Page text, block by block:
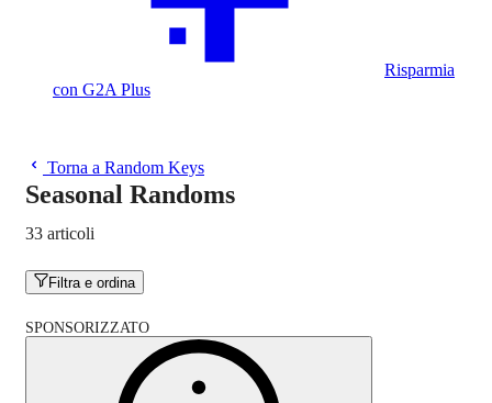
Risparmia
con G2A Plus
Torna a Random Keys
Seasonal Randoms
33 articoli
Filtra e ordina
SPONSORIZZATO